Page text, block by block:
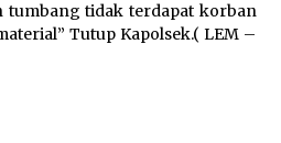
tumbang tidak terdapat korban
Tutup Kapolsek.( LEM –